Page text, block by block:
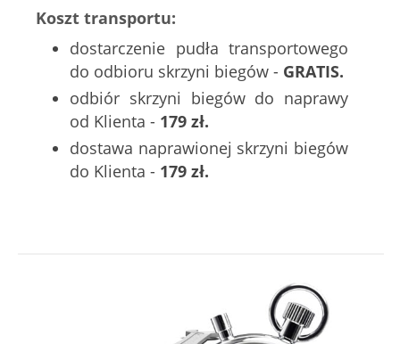
Koszt transportu:
dostarczenie pudła transportowego
do odbioru skrzyni biegów - GRATIS.
odbiór skrzyni biegów do naprawy
od Klienta - 179 zł.
dostawa naprawionej skrzyni biegów
do Klienta - 179 zł.